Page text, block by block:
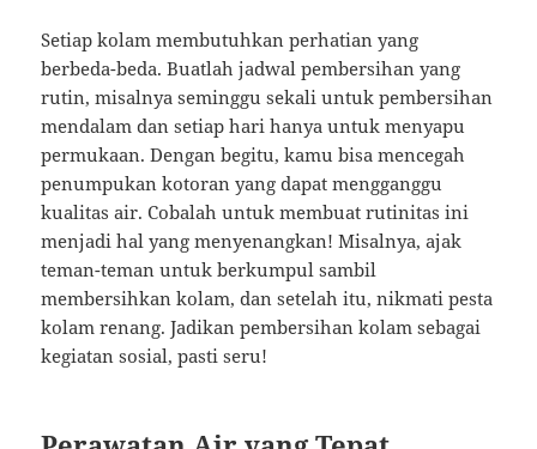
Setiap kolam membutuhkan perhatian yang
berbeda-beda. Buatlah jadwal pembersihan yang
rutin, misalnya seminggu sekali untuk pembersihan
mendalam dan setiap hari hanya untuk menyapu
permukaan. Dengan begitu, kamu bisa mencegah
penumpukan kotoran yang dapat mengganggu
kualitas air. Cobalah untuk membuat rutinitas ini
menjadi hal yang menyenangkan! Misalnya, ajak
teman-teman untuk berkumpul sambil
membersihkan kolam, dan setelah itu, nikmati pesta
kolam renang. Jadikan pembersihan kolam sebagai
kegiatan sosial, pasti seru!